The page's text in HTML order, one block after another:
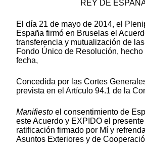
REY DE
El día 21 de mayo de 2014, el
España firmó en Bruselas el
transferencia y mutualización de
Fondo Único de Resolución,
fecha,
Concedida por las Cortes
prevista en el Artículo 94.1 de la
Manifiesto el consentimiento de
este Acuerdo y EXPIDO el
ratificación firmado por Mí y
Asuntos Exteriores y de